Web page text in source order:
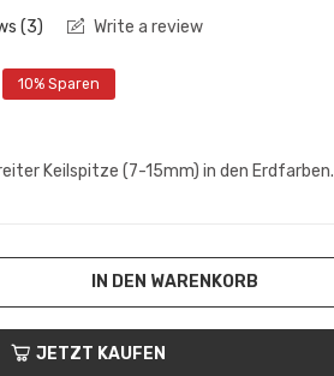
(3) Write a review
10% Sparen
Keilspitze (7-15mm) in den Erdfarben.
IN DEN WARENKORB
JETZT KAUFEN